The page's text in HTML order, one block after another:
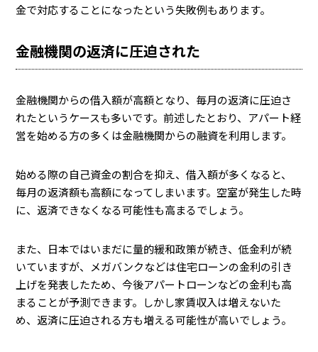
金で対応することになったという失敗例もあります。
金融機関の返済に圧迫された
金融機関からの借入額が高額となり、毎月の返済に圧迫さ
れたというケースも多いです。前述したとおり、アパート経
営を始める方の多くは金融機関からの融資を利用します。
始める際の自己資金の割合を抑え、借入額が多くなると、
毎月の返済額も高額になってしまいます。空室が発生した時
に、返済できなくなる可能性も高まるでしょう。
また、日本ではいまだに量的緩和政策が続き、低金利が続
いていますが、メガバンクなどは住宅ローンの金利の引き
上げを発表したため、今後アパートローンなどの金利も高
まることが予測できます。しかし家賃収入は増えないた
め、返済に圧迫される方も増える可能性が高いでしょう。